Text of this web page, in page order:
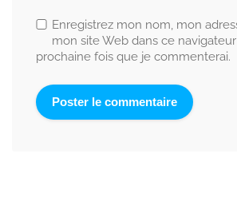
Enregistrez mon nom, mon
mon site Web dans ce
prochaine fois que je commenterai.